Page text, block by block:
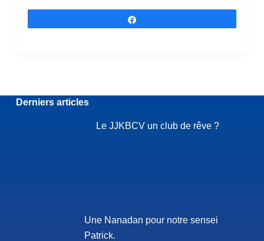
Derniers articles
Le JJKBCV un club de rêve ?
Une Nanadan pour notre sensei
Patrick.